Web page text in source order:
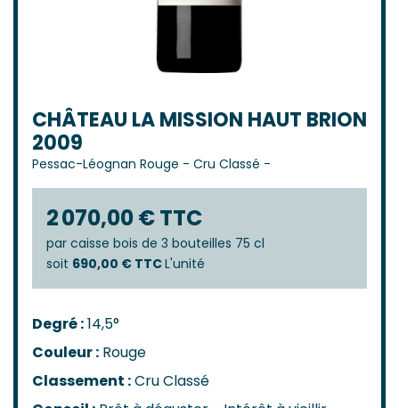
CHÂTEAU LA MISSION HAUT BRION
2009
Pessac-Léognan Rouge - Cru Classé -
2 070,00 € TTC
par caisse bois de 3 bouteilles 75 cl
soit 690,00 € TTCL'unité
Degré :14,5°
Couleur : Rouge
Classement :Cru Classé